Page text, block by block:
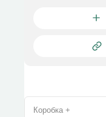
Коробка +